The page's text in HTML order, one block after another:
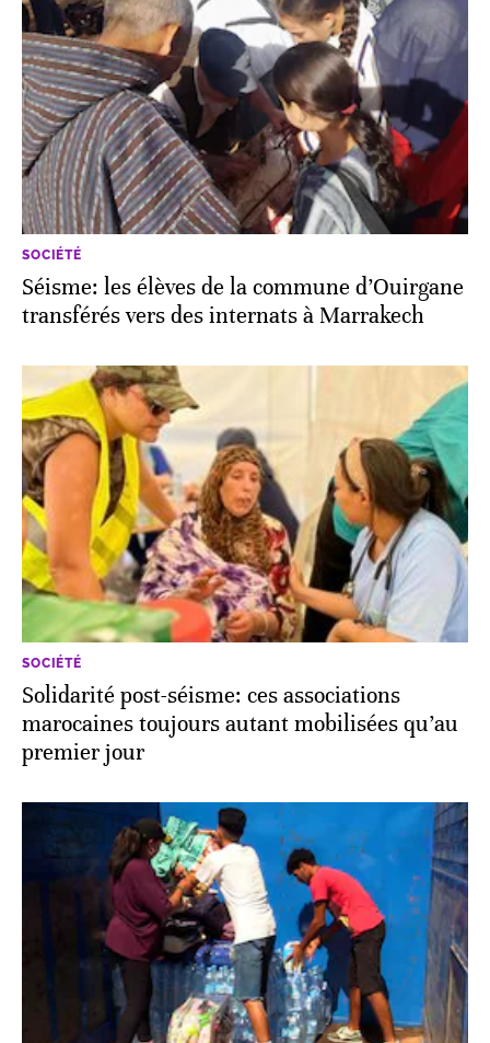
SOCIÉTÉ
Séisme: les élèves de la commune d’Ouirgane
transférés vers des internats à Marrakech
SOCIÉTÉ
Solidarité post-séisme: ces associations
marocaines toujours autant mobilisées qu’au
premier jour